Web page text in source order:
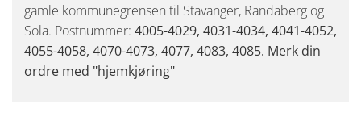
gamle kommunegrensen til Stavanger, Randaberg og
Sola. Postnummer: 4005-4029, 4031-4034, 4041-4052,
4055-4058, 4070-4073, 4077, 4083, 4085. Merk din
ordre med "hjemkjøring"